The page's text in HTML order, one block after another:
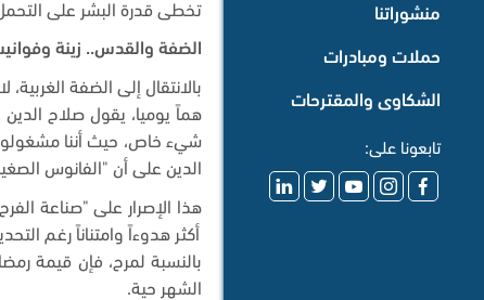
منشوراتنا
حملات ومبادرات
الشكاوى والمقترحات
تابعونا على:
تخطى قدرة البشر على
الضفة والقدس.. زينة
بالانتقال إلى الضفة
هماً يوميا، يقول صلاح الدين
شيء خاص، حيث أننا
الدين على أن "الفانوس
هذا الإصرار على "صناعة
أكثر هدوءاً وامتناناً رغم
بالنسبة لمرح، فإن قيمة
الشهر حية.